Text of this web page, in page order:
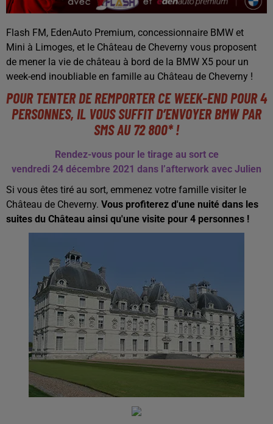
Flash FM, EdenAuto Premium, concessionnaire BMW et
Mini à Limoges, et le Château de Cheverny vous proposent
de mener la vie de château à bord de la BMW X5 pour un
week-end inoubliable en famille au Château de Cheverny !
POUR TENTER DE REMPORTER CE WEEK-END POUR 4
PERSONNES, IL VOUS SUFFIT D’ENVOYER BMW PAR
SMS AU 72 800* !
Rendez-vous pour le tirage au sort ce
vendredi 24 décembre 2021 dans l’afterwork avec Julien
Si vous êtes tiré au sort, emmenez votre famille visiter le
Château de Cheverny. Vous profiterez d'une nuité dans les
suites du Château ainsi qu'une visite pour 4 personnes !